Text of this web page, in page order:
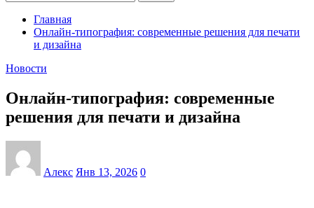
Главная
Онлайн-типография: современные решения для печати
и дизайна
Новости
Онлайн-типография: современные
решения для печати и дизайна
Алекс Янв 13, 2026 0